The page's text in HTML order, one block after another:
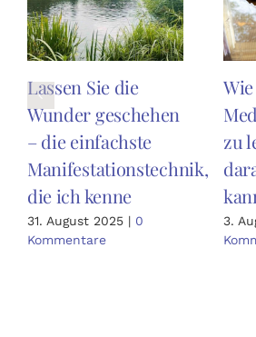
Lassen Sie die
Wunder geschehen
– die einfachste
Manifestationstechnik,
die ich kenne
31. August 2025 | 0
Kommentare
zu
3.